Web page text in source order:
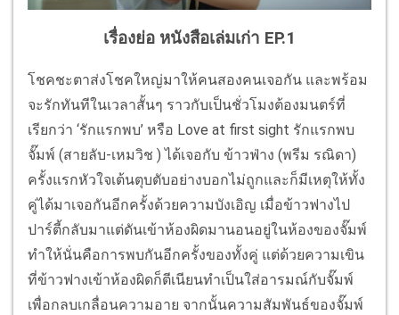
เรื่องย่อ หนังสือเล่มเก่า EP.1
โชคชะตาส่งโชคใหญ่มาให้คนสองคนเจอกัน และพร้อม
จะรักทันทีในเวลาสั้นๆ ราวกับเป็นชั่วโมงต้องมนตร์ที่
เรียกว่า ‘รักแรกพบ’ หรือ Love at first sight รักแรกพบ
จั๊มพ์ (สายลับ-เหมวิช ) ได้เจอกับ ข้าวฟ่าง (พรีม รณิดา)
ครั้งแรกหัวใจเต้นตุบตับอย่างบอกไม่ถูกและก็มีเหตุให้ทั้ง
คู่ได้มาเจอกันอีกครั้งด้วยความบังเอิญ เมื่อข้าวฟางไป
ปาร์ตี้กลับมาแต่ดันเข้าห้องผิดมานอนอยู่ในห้องของจั๊มพ์
ทำให้นั่นคือการพบกันอีกครั้งของทั้งคู่ แต่ด้วยความเขิน
ที่ข้าวฟางเข้าห้องผิดก็ตีเนียนทำเป็นใส่อารมณ์กับจั๊มพ์
เพื่อกลบเกลื่อนความอาย จากนั้นความสัมพันธ์ของจั๊มพ์